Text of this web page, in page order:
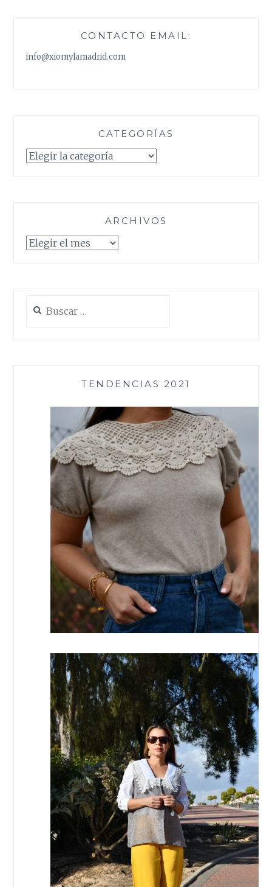
CONTACTO EMAIL:
info@xiomylamadrid.com
CATEGORÍAS
Categorías
ARCHIVOS
Archivos
TENDENCIAS 2021